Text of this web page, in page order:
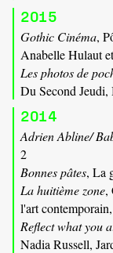
2015
Gothic Cinéma,
Anabelle Hulaut
Les photos de
Du Second Jeudi,
2014
Adrien Abline/
2
Bonnes pâtes, La
La huitième zone,
l'art
Reflect what you
Nadia Russell,